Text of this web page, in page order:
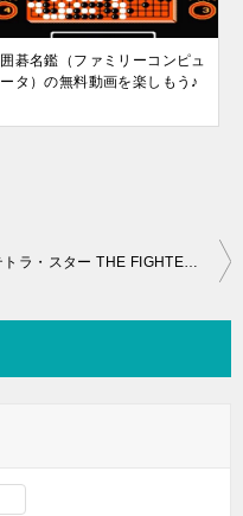
囲碁名鑑（ファミリーコンピュ
ータ）の無料動画を楽しもう♪